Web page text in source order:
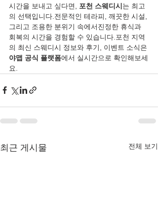
시간을 보내고 싶다면,
포천 스웨디시 는 최고
의 선택입니다.전문적인 테라피, 깨끗한 시설,
그리고 조용한 분위기 속에서진정한 휴식과
회복의 시간을 경험할 수 있습니다.포천 지역
의 최신 스웨디시 정보와 후기, 이벤트 소식은
야맵 공식 플랫폼에서 실시간으로 확인해보세
요.
최근 게시물 전체 보기